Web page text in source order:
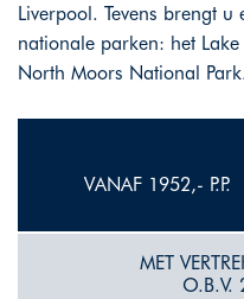
Liverpool. Tevens brengt
nationale parken: het
North Moors National Park.
VANAF 1952,- P.P.
MET
O.B.V.